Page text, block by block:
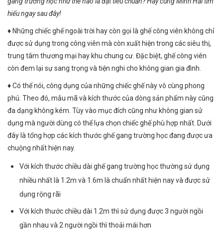
hiểu ngay sau đây!
♦ Những chiếc ghế ngoài trời hay còn gọi là ghế công viên không chỉ
được sử dụng trong công viên mà còn xuất hiện trong các siêu thị,
trung tâm thương mại hay khu chung cư. Đặc biệt, ghế công viên
còn đem lại sự sang trọng và tiện nghi cho không gian gia đình.
♦ Có thể nói, công dụng của những chiếc ghế này vô cùng phong
phú. Theo đó, mẫu mã và kích thước của dòng sản phẩm này cũng
đa dạng không kém. Tùy vào mục đích cũng như không gian sử
dụng mà người dùng có thể lựa chọn chiếc ghế phù hợp nhất. Dưới
đây là tổng hợp các kích thước ghế gang trường học đang được ưa
chuộng nhất hiện nay.
Với kích thước chiều dài ghế gang trường học thường sử dụng
nhiều nhất là 1.2m và 1.6m là chuẩn nhất hiện nay và được sử
dụng rộng rãi
Với kích thước chiều dài 1.2m thì sử dụng được 3 người ngồi
gần nhau và 2 người ngồi thì thoải mái hơn